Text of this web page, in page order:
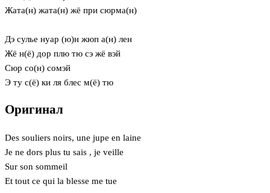
Жата(н) жата(н) жё при сюрма(н)
Дэ сулье нуар (ю)н жюп а(н) лен
Жё н(ё) дор плю тю сэ жё вэй
Сюр со(н) сомэй
Э ту с(ё) ки ля блес м(ё) тю
Оригинал
Des souliers noirs, une jupe en laine
Je ne dors plus tu sais , je veille
Sur son sommeil
Et tout ce qui la blesse me tue